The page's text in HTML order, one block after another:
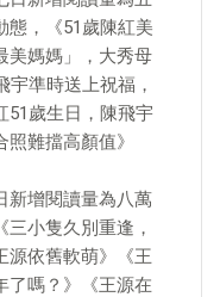
態，《51歲陳紅美
美媽媽」，大秀母
準時送上祝福，
51歲生日，陳飛宇
難擋高顏值》
新增閱讀量為八萬
小隻久別重逢，
源依舊軟萌》《王
了嗎？》《王源在